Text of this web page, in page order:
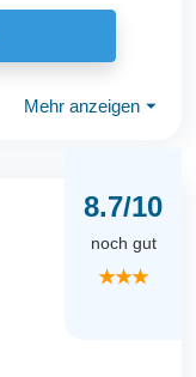
Mehr anzeigen ⏷
8.7/10
noch gut
★★★